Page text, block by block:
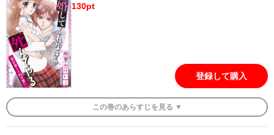
130pt
登録して購入
この巻のあらすじを 見る ▼